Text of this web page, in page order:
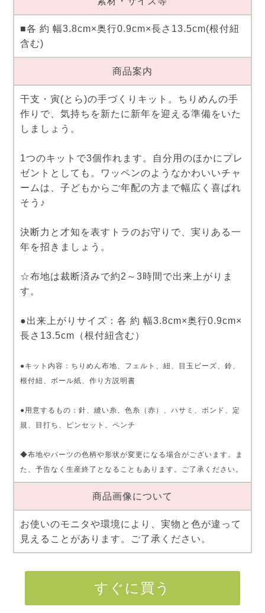
■各 約 幅3.8cm×奥行0.9cm×長さ13.5cm(根付紐
含む)
商品案内
干支・寅(とら)の手づくりキット。ちりめんの手
作りで、気持ちを新たに新年を迎える準備をいた
しましょう。
1つのキットで3個作れます。自分用のほかにプレ
ゼントとしても。ワッペンのようなかわいいチャ
ームは、子どもからご年配の方まで幅広く喜ばれ
そう♪
決断力と才知を表すトラのお守りで、実りある一
年を招きましょう。
☆布地は裁断済みで約2～3時間で出来上がりま
す。
●出来上がりサイズ：各 約 幅3.8cm×奥行0.9cm×
長さ13.5cm（根付紐含む）
●キット内容：ちりめん布地、フェルト、紐、目玉ビーズ、鈴、
根付紐、ボール紙、作り方説明書
●用意するもの：針、縫い糸、色糸（赤）、ハサミ、ボンド、定
規、目打ち、ピンセット、ペンチ
◆布地やパーツの色柄や形状が変更になる場合がございます。ま
た、予告なく生産終了となることもあります。ご了承ください。
商品画像について
お使いのモニタや環境により、実物と色が違って
見えることがあります。ご了承ください。
すぐに買う